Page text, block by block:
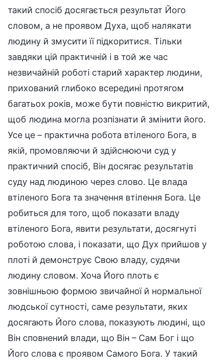
такий спосіб досягається результат Його
словом, а не проявом Духа, щоб налякати
людину й змусити її підкоритися. Тільки
завдяки цій практичній і в той же час
незвичайній роботі старий характер людини,
прихований глибоко всередині протягом
багатьох років, може бути повністю викритий,
щоб людина могла розпізнати й змінити його.
Усе це – практична робота втіленого Бога, в
якій, промовляючи й здійснюючи суд у
практичний спосіб, Він досягає результатів
суду над людиною через слово. Це влада
втіленого Бога та значення втілення Бога. Це
робиться для того, щоб показати владу
втіленого Бога, явити результати, досягнуті
роботою слова, і показати, що Дух прийшов у
плоті й демонструє Свою владу, судячи
людину словом. Хоча Його плоть є
зовнішньою формою звичайної й нормальної
людської сутності, саме результати, яких
досягають Його слова, показують людині, що
Він сповнений влади, що Він – Сам Бог і що
Його слова є проявом Самого Бога. У такий